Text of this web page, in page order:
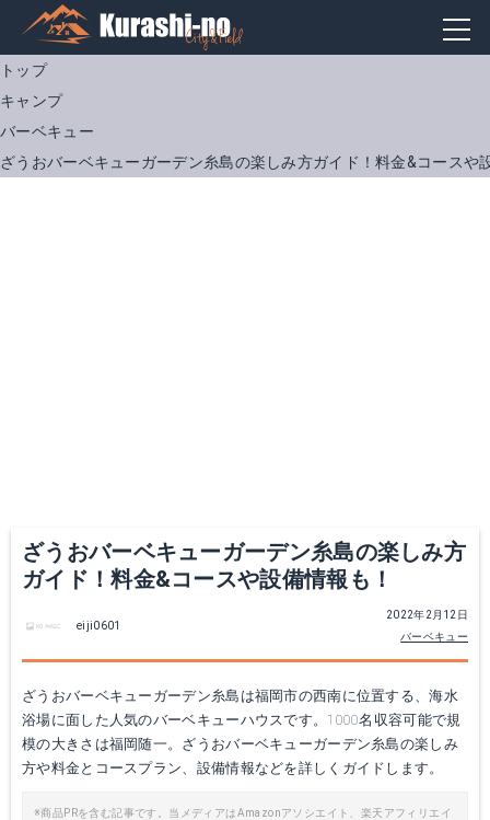
トップ
キャンプ
バーベキュー
ざうおバーベキューガーデン糸島の楽しみ方ガイド！料金&コースや
ざうおバーベキューガーデン糸島の楽しみ方
ガイド！料金&コースや設備情報も！
2022年2月12日
バーベキュー
eiji0601
ざうおバーベキューガーデン糸島は福岡市の西南に位置する、海水
浴場に面した人気のバーベキューハウスです。1000名収容可能で規
模の大きさは福岡随一。ざうおバーベキューガーデン糸島の楽しみ
方や料金とコースプラン、設備情報などを詳しくガイドします。
※商品PRを含む記事です。当メディアはAmazonアソシエイト、楽天アフィリエイ